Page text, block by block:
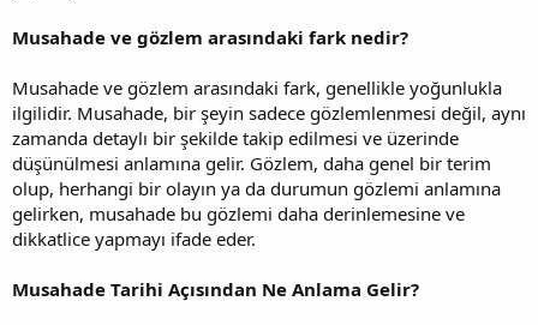
Musahade ve gözlem arasındaki fark nedir?
Musahade ve gözlem arasındaki fark, genellikle yoğunlukla
ilgilidir. Musahade, bir şeyin sadece gözlemlenmesi değil, aynı
zamanda detaylı bir şekilde takip edilmesi ve üzerinde
düşünülmesi anlamına gelir. Gözlem, daha genel bir terim
olup, herhangi bir olayın ya da durumun gözlemi anlamına
gelirken, musahade bu gözlemi daha derinlemesine ve
dikkatlice yapmayı ifade eder.
Musahade Tarihi Açısından Ne Anlama Gelir?